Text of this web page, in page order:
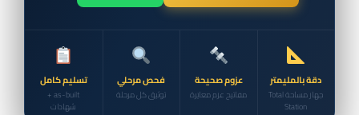
دقة بالمليمتر
جهاز مساحة Total
Station
عزوم صحيحة
مفاتيح عزم معايَرة
فحص مرحلي
توثيق كل مرحلة
تسليم كامل
as-built +
شهادات